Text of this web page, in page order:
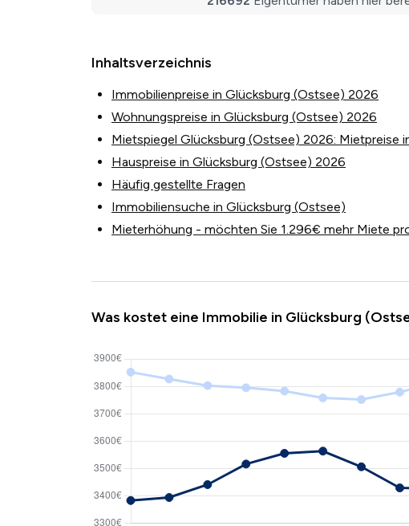
Inhaltsverzeichnis
Immobilienpreise in Glücksburg (Ostsee) 2026
Wohnungspreise in Glücksburg (Ostsee) 2026
Mietspiegel Glücksburg (Ostsee) 2026: Mietpreise
Hauspreise in Glücksburg (Ostsee) 2026
Häufig gestellte Fragen
Immobiliensuche in Glücksburg (Ostsee)
Mieterhöhung - möchten Sie 1.296€ mehr Miete
Was kostet eine Immobilie in Glücksburg